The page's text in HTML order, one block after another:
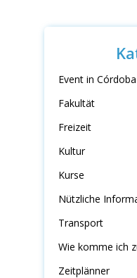
Event in Córdoba
Fakultät
Freizeit
Kultur
Kurse
Nützliche
Transport
Wie komme ich
Zeitplänner